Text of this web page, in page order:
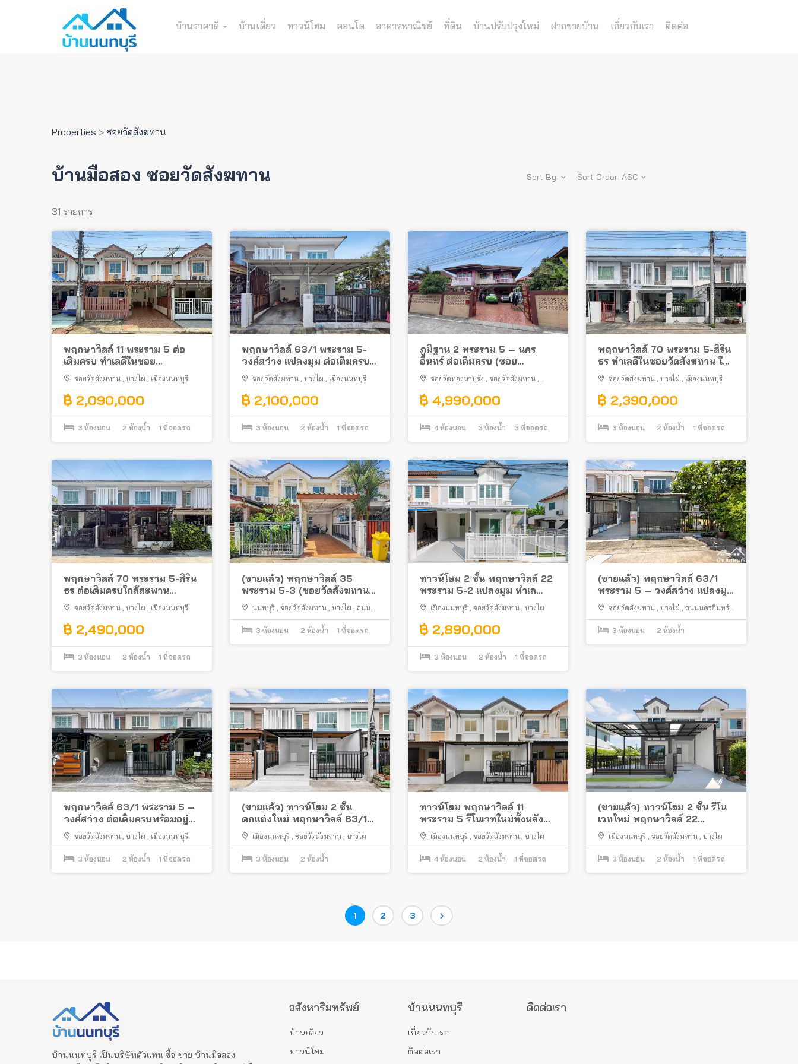
บ้านราคาดี บ้านเดี่ยว ทาวน์โฮม คอนโด อาคารพาณิชย์ ที่ดิน บ้านปรับปรุงใหม่ ฝากขายบ้าน เกี่ยวกับเรา ติดต่อ
Properties > ซอยวัดสังฆทาน
บ้านมือสอง ซอยวัดสังฆทาน Sort By: Sort Order: ASC
31 รายการ
พฤกษาวิลล์ 11 พระราม 5 ต่อ
เติมครบ ทำเลดีในซอย
วัดสังฆทาน ใกล้พระราม 5
ซอยวัดสังฆทาน , บางไผ่ , เมืองนนทบุรี
฿ 2,090,000
3 ห้องนอน 2 ห้องน้ำ 1 ที่จอดรถ
พฤกษาวิลล์ 63/1 พระราม 5-
วงศ์สว่าง แปลงมุม ต่อเติมครบ
ทำเลดีในซอยวัดสังฆทาน ใกล้
สะพานพระราม 5
ซอยวัดสังฆทาน , บางไผ่ , เมืองนนทบุรี
฿ 2,100,000
3 ห้องนอน 2 ห้องน้ำ 1 ที่จอดรถ
ภูมิฐาน 2 พระราม 5 – นคร
อินทร์ ต่อเติมครบ (ซอย
วัดทองนาปรัง) ใกล้โลตัส นคร
อินทร์
ซอยวัดทองนาปรัง , ซอยวัดสังฆทาน ,
฿ 4,990,000
4 ห้องนอน 3 ห้องน้ำ 3 ที่จอดรถ
พฤกษาวิลล์ 70 พระราม 5-สิริน
ธร ทำเลดีในซอยวัดสังฆทาน ใกล้
สะพานพระราม 5
ซอยวัดสังฆทาน , บางไผ่ , เมืองนนทบุรี
฿ 2,390,000
3 ห้องนอน 2 ห้องน้ำ 1 ที่จอดรถ
พฤกษาวิลล์ 70 พระราม 5-สิริน
ธร ต่อเติมครบใกล้สะพาน
พระราม 5 การไฟฟ้าพระราม 7
ซอยวัดสังฆทาน บางไผ่ เมืองนนทบุรี
฿ 2,490,000
3 ห้องนอน 2 ห้องน้ำ 1 ที่จอดรถ
(ขายแล้ว) พฤกษาวิลล์ 35
พระราม 5-3 (ซอยวัดสังฆทาน)
ต่อเติมครบ
นนทบุรี ซอยวัดสังฆทาน บางไผ่
ถนน
นครอินทร์ , เมืองนนทบุรี
3 ห้องนอน 2 ห้องน้ำ 1 ที่จอดรถ
ทาวน์โฮม 2 ชั้น พฤกษาวิลล์ 22
พระราม 5-2 แปลงมุม ทำเล
พระราม 5 ซอยวัดสังฆทาน
เมืองนนทบุรี ซอยวัดสังฆทาน บางไผ่
฿ 2,890,000
3 ห้องนอน 2 ห้องน้ำ 1 ที่จอดรถ
(ขายแล้ว) พฤกษา​วิลล์​ ​63/1
พระราม 5 – วงศ์สว่าง แปลงมุม
ซอยวัดสังฆทาน
ซอยวัดสังฆทาน บางไผ่ ถนนนครอินทร์
เมืองนนทบุรี
3 ห้องนอน 2 ห้องน้ำ
พฤกษาวิลล์ 63/1 พระราม 5 –
วงศ์สว่าง ต่อเติมครบพร้อมอยู่
ทำเลดีในซอยวัดสังฆทาน ใกล้
สะพานพระราม 5
ซอยวัดสังฆทาน , บางไผ่ , เมืองนนทบุรี
3 ห้องนอน 2 ห้องน้ำ 1 ที่จอดรถ
(ขายแล้ว) ทาวน์โฮม 2 ชั้น
ตกแต่งใหม่ พฤกษาวิลล์ 63/1
พระราม 5 – วงศ์สว่าง ซอย
วัดสังฆทาน
เมืองนนทบุรี , ซอยวัดสังฆทาน , บางไผ่
3 ห้องนอน 2 ห้องน้ำ
ทาวน์โฮม พฤกษาวิลล์ 11
พระราม 5 รีโนเวทใหม่ทั้งหลัง
ในซอยวัดสังฆทาน ใกล้สะพาน
พระราม 5
เมืองนนทบุรี , ซอยวัดสังฆทาน , บางไผ่
4 ห้องนอน 2 ห้องน้ำ 1 ที่จอดรถ
(ขายแล้ว) ทาวน์โฮม 2 ชั้น รีโน
เวทใหม่ พฤกษาวิลล์ 22
ราชพฤกษ์ – พระราม 5-2 ถนน
เมน แปลงมุม (ซอยวัดสังฆทาน)
ใกล้สะพานพระราม 5
เมืองนนทบุรี , ซอยวัดสังฆทาน , บางไผ่
3 ห้องนอน 2 ห้องน้ำ 1 ที่จอดรถ
Page
1 Page
2 Page
3
บ้านนนทบุรี เป็นบริษัทตัวแทน ซื้อ-ขาย บ้านมือสอง
อสังหาริมทรัพย์
บ้านเดี่ยว
ทาวน์โฮม
บ้านนนทบุรี
เกี่ยวกับเรา
ติดต่อเรา
ติดต่อเรา